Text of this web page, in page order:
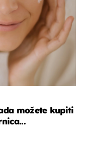
možete kupiti